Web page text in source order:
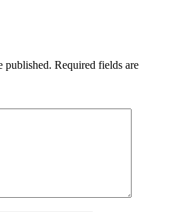
published. Required fields are